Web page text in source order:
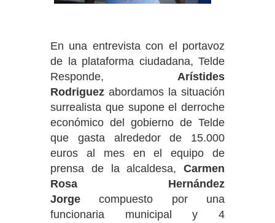
En una entrevista con el portavoz
de la plataforma ciudadana, Telde
Responde, Arístides
Rodriguez abordamos la situación
surrealista que supone el derroche
económico del gobierno de Telde
que gasta alrededor de 15.000
euros al mes en el equipo de
prensa de la alcaldesa, Carmen
Rosa Hernández
Jorge compuesto por una
funcionaria municipal y 4